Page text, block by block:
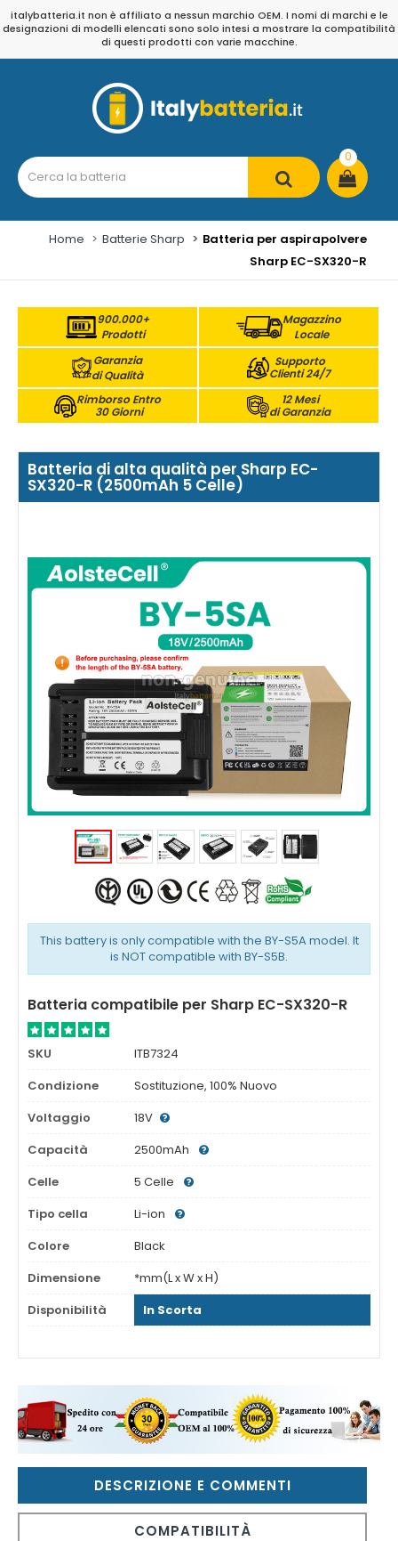
italybatteria.it non è affiliato a nessun marchio OEM. I nomi di marchi e le
designazioni di modelli elencati sono solo intesi a mostrare la compatibilità
di questi prodotti con varie macchine.
0
Home Batterie Sharp
Batteria per aspirapolvere
Sharp EC-SX320-R
900.000+
Prodotti
Magazzino
Locale
Garanzia
di Qualità
Supporto
Clienti 24/7
Rimborso Entro
30 Giorni
12 Mesi
di Garanzia
Batteria di alta qualità per Sharp EC-
SX320-R (2500mAh 5 Celle)
This battery is only compatible with the BY-S5A model. It
is NOT compatible with BY-S5B.
Batteria compatibile per Sharp EC-SX320-R
SKU
ITB7324
Condizione
Sostituzione, 100% Nuovo
Voltaggio
18V
Capacità
2500mAh
Celle
5 Celle
Tipo cella
Li-ion
Colore
Black
Dimensione
*mm(L x W x H)
Disponibilità
In Scorta
DESCRIZIONE E COMMENTI
COMPATIBILITÀ